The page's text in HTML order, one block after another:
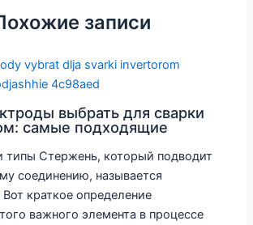
записи
выбрать для сварки
самые подходящие
типы Стержень, который подводит
соединению, называется
краткое определение
важного элемента в процессе